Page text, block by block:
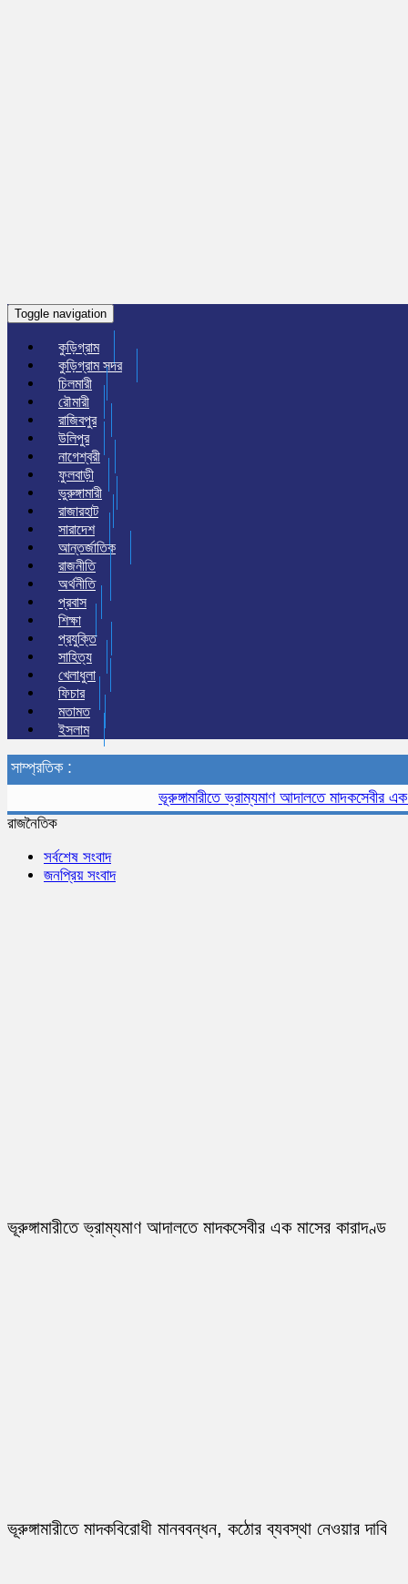
Toggle navigation
কুড়িগ্রাম
কুড়িগ্রাম সদর
চিলমারী
রৌমারী
রাজিবপুর
উলিপুর
নাগেশ্বরী
ফুলবাড়ী
ভুরুঙ্গামারী
রাজারহাট
সারাদেশ
আন্তর্জাতিক
রাজনীতি
অর্থনীতি
প্রবাস
শিক্ষা
প্রযুক্তি
সাহিত্য
খেলাধুলা
ফিচার
মতামত
ইসলাম
সাম্প্রতিক :
ভূরুঙ্গামারীতে ভ্রাম্যমাণ আদালতে মাদকসেবীর এক
রাজনৈতিক
সর্বশেষ সংবাদ
জনপ্রিয় সংবাদ
ভূরুঙ্গামারীতে ভ্রাম্যমাণ আদালতে মাদকসেবীর এক মাসের কারাদণ্ড
ভূরুঙ্গামারীতে মাদকবিরোধী মানববন্ধন, কঠোর ব্যবস্থা নেওয়ার দাবি